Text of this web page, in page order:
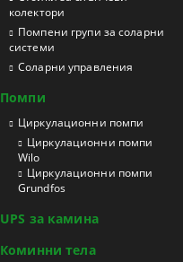
колектори
Помпени групи за соларни
системи
Соларни управления
Помпи
Циркулационни помпи
Циркулационни помпи
Wilo
Циркулационни помпи
Grundfos
UPS за камина
Коминни тела